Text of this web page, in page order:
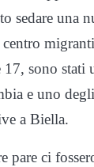
sedare una
centro
sono stati
e uno
a Biella.
pare ci